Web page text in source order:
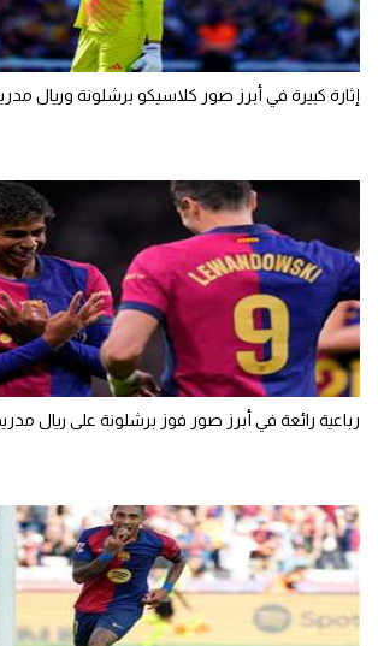
إثارة كبيرة في أبرز صور كلاسيكو برشلونة وريال
رباعية رائعة في أبرز صور فوز برشلونة على ريال